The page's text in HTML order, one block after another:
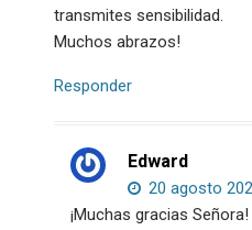
transmites sensibilidad.
Muchos abrazos!
Responder
Edward
20 agosto
¡Muchas gracias